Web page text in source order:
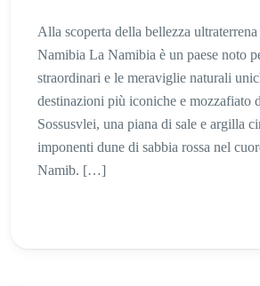
Alla scoperta della bellezza
Namibia La Namibia è un paese noto
straordinari e le meraviglie naturali
destinazioni più iconiche e mozzafiato
Sossusvlei, una piana di sale e argilla
imponenti dune di sabbia rossa nel
Namib. […]